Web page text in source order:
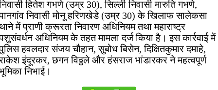
हितेश गभणे (उम्र 30), सिल्ली निवासी मारुति गभणे,
निवासी मोनू हरिणखेडे (उम्र 30) के खिलाफ सालेकसा
में प्राणी क्रूरता निवारण अधिनियम तथा महाराष्ट्र
अधिनियम के तहत मामला दर्ज किया है। इस कार्रवाई में
हवलदार संजय चौहान, सुबोध बिसेन, दिक्षितकुमार दमाहे,
इंदूरकर, छगन विठ्ठले और हंसराज भांडारकर ने महत्वपूर्ण
निभाई।